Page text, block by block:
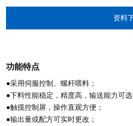
资料
功能特点
●采用伺服控制、螺杆喂料；
●下料性能稳定，精度高，输送能力可选
●触摸控制屏，操作直观方便；
●输出量或配方可实时更改；